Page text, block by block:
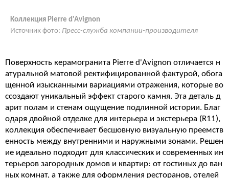
Коллекция Pierre d'Avignon
Источник фото: Пресс-служба компании-производителя
Поверхность керамогранита Pierre d'Avignon отличается н
атуральной матовой ректифицированной фактурой, обога
щенной изысканными вариациями отражения, которые во
ссоздают уникальный эффект старого камня. Эта деталь д
арит полам и стенам ощущение подлинной истории. Благ
одаря двойной отделке для интерьера и экстерьера (R11),
коллекция обеспечивает бесшовную визуальную преемств
енность между внутренними и наружными зонами. Решен
ие идеально подходит для классических и современных ин
терьеров загородных домов и квартир: от гостиных до ван
ных комнат, а также для оформления ресторанов, отелей